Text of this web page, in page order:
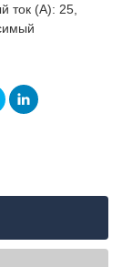
ток (А): 25,